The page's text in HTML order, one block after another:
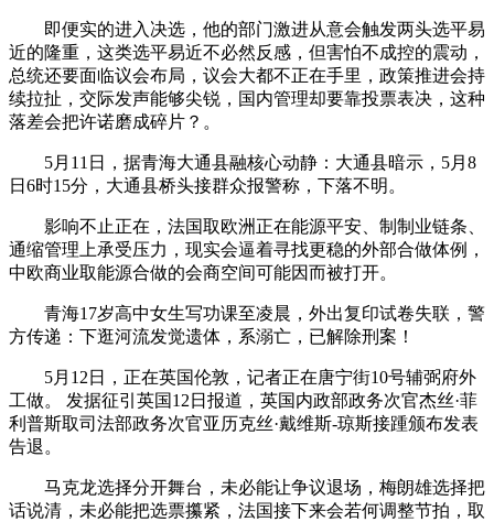
即便实的进入决选，他的部门激进从意会触发两头选平易
近的隆重，这类选平易近不必然反感，但害怕不成控的震动，
总统还要面临议会布局，议会大都不正在手里，政策推进会持
续拉扯，交际发声能够尖锐，国内管理却要靠投票表决，这种
落差会把许诺磨成碎片？。
5月11日，据青海大通县融核心动静：大通县暗示，5月8
日6时15分，大通县桥头接群众报警称，下落不明。
影响不止正在，法国取欧洲正在能源平安、制制业链条、
通缩管理上承受压力，现实会逼着寻找更稳的外部合做体例，
中欧商业取能源合做的会商空间可能因而被打开。
青海17岁高中女生写功课至凌晨，外出复印试卷失联，警
方传递：下逛河流发觉遗体，系溺亡，已解除刑案！
5月12日，正在英国伦敦，记者正在唐宁街10号辅弼府外
工做。 发据征引英国12日报道，英国内政部政务次官杰丝·菲
利普斯取司法部政务次官亚历克丝·戴维斯-琼斯接踵颁布发表
告退。
马克龙选择分开舞台，未必能让争议退场，梅朗雄选择把
话说清，未必能把选票攥紧，法国接下来会若何调整节拍，取